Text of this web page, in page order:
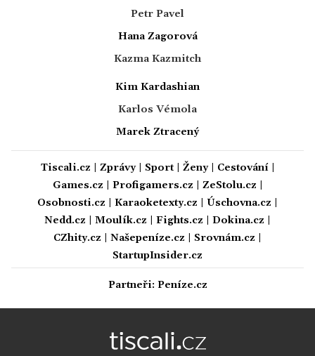
Petr Pavel
Hana Zagorová
Kazma Kazmitch
Kim Kardashian
Karlos Vémola
Marek Ztracený
Tiscali.cz Zprávy| Sport| Ženy| Cestování|
Games.cz
Profigamers.cz ZeStolu.cz
Osobnosti.cz
Karaoketexty.cz Úschovna.cz
Nedd.cz
Moulík.cz Fights.cz Dokina.cz
CZhity.cz
Našepeníze.cz Srovnám.cz
StartupInsider.cz
Partneři: Peníze.cz